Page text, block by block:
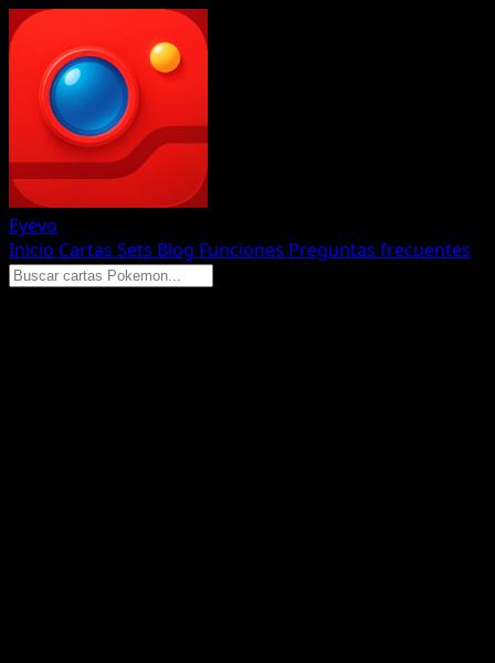
Eyevo
Inicio Cartas Sets Blog Funciones Preguntas frecuentes